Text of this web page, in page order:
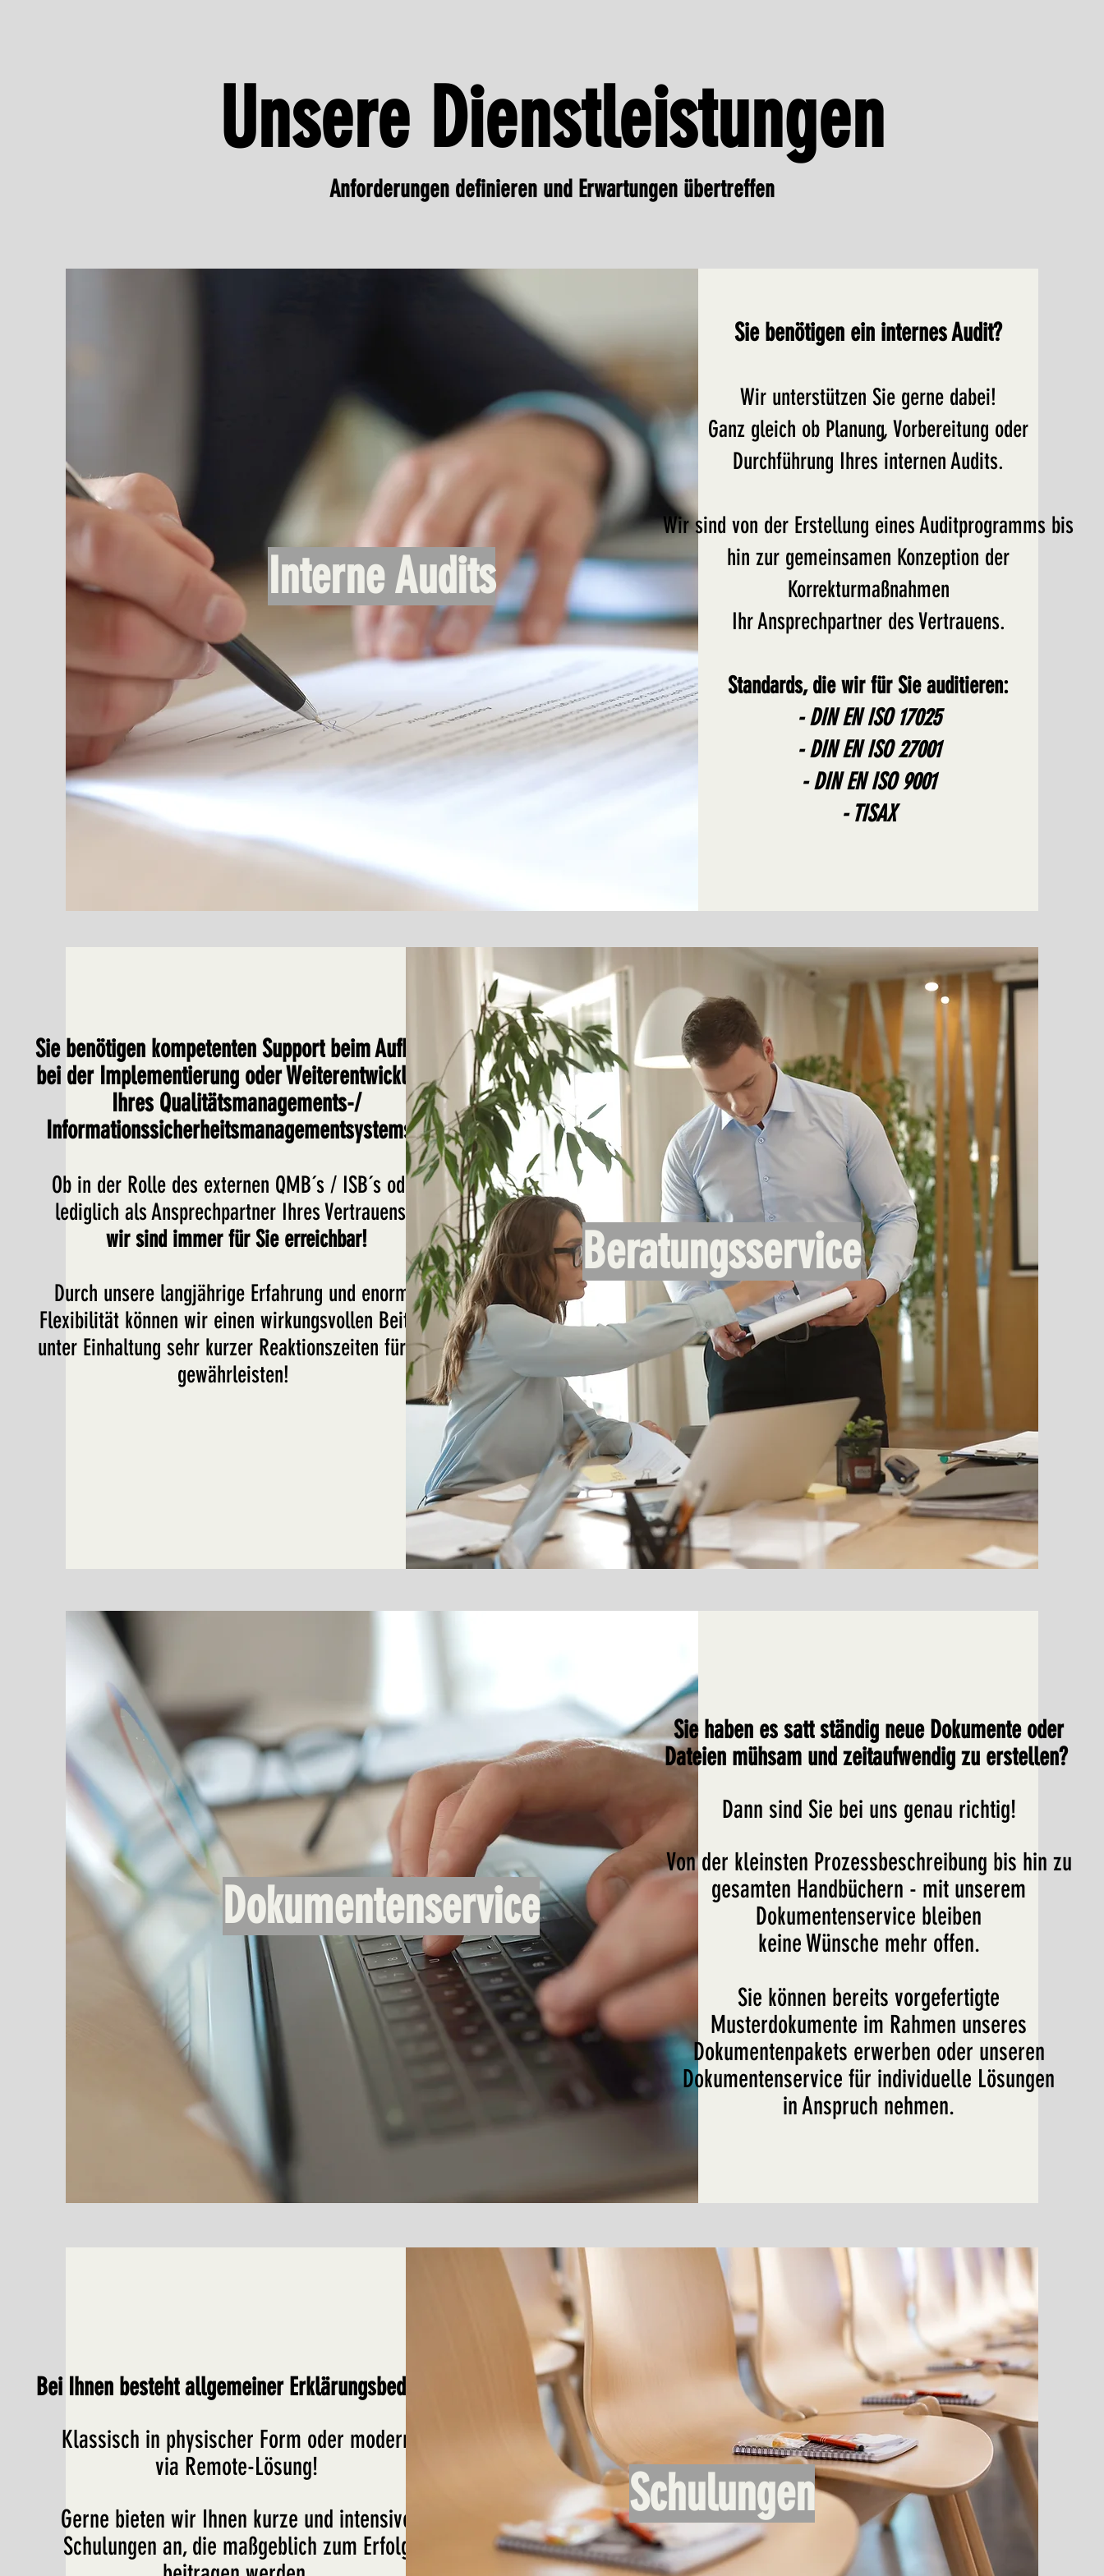
Unsere Dienstleistungen
Anforderungen definieren und Erwartungen übertreffen
Interne Audits
Sie benötigen ein internes Audit?
Wir unterstützen Sie gerne dabei!
Ganz gleich ob Planung, Vorbereitung oder
Durchführung Ihres internen Audits.
Wir sind von der Erstellung eines Auditprogramms bis
hin zur gemeinsamen Konzeption der
Korrekturmaßnahmen
Ihr Ansprechpartner des Vertrauens.
Standards, die wir für Sie auditieren:
- DIN EN ISO 17025
- DIN EN ISO 27001
- DIN EN ISO 9001
- TISAX
Sie benötigen kompetenten Support beim Aufbau,
bei der Implementierung oder Weiterentwicklung
Ihres Qualitätsmanagements-/
Informationssicherheitsmanagementsystems?
Ob in der Rolle des externen QMB´s / ISB´s oder
lediglich als Ansprechpartner Ihres Vertrauens -
wir sind immer für Sie erreichbar!
Durch unsere langjährige Erfahrung und enorme
Flexibilität können wir einen wirkungsvollen Beitrag
unter Einhaltung sehr kurzer Reaktionszeiten für Sie
gewährleisten!
Beratungsservice
Dokumentenservice
Sie haben es satt ständig neue Dokumente oder
Dateien mühsam und zeitaufwendig zu erstellen?
Dann sind Sie bei uns genau richtig!
Von der kleinsten Prozessbeschreibung bis hin zu
gesamten Handbüchern - mit unserem
Dokumentenservice bleiben
keineWünsche mehr offen.
Sie können bereits vorgefertigte
Musterdokumente im Rahmen unseres
Dokumentenpakets erwerben oder unseren
Dokumentenservice für individuelle Lösungen
in Anspruch nehmen.
Bei Ihnen besteht allgemeiner Erklärungsbedarf?
Klassisch in physischer Form oder modern
via Remote-Lösung!
Gerne bieten wir Ihnen kurze und intensive
Schulungen an, die maßgeblich zum Erfolg
Schulungen